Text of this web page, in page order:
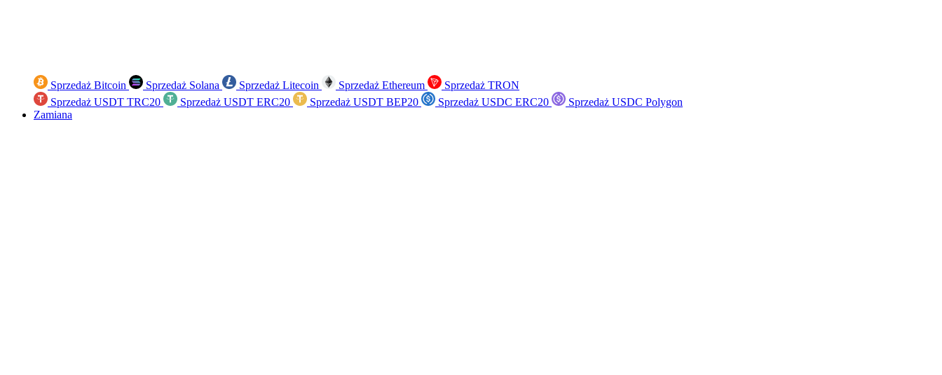
Sprzedaż Bitcoin Sprzedaż Solana Sprzedaż Litecoin Sprzedaż Ethereum
Sprzedaż TRON
Sprzedaż USDT TRC20
Sprzedaż USDT ERC20 Sprzedaż USDT BEP20 Sprzedaż USDC ERC20
Sprzedaż USDC Polygon
Zamiana